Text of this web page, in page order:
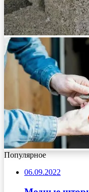
Популярное
06.09.2022